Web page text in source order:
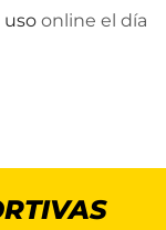
uso online el día